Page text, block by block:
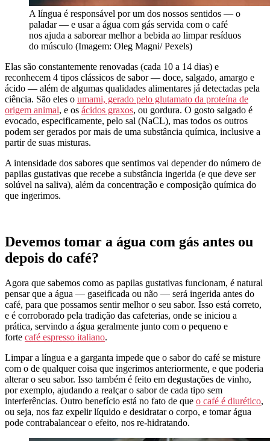
A língua é responsável por um dos nossos sentidos — o
paladar — e usar a água com gás servida com o café
nos ajuda a saborear melhor a bebida ao limpar resíduos
do músculo (Imagem: Oleg Magni/ Pexels)
Elas são constantemente renovadas (cada 10 a 14 dias) e
reconhecem 4 tipos clássicos de sabor — doce, salgado, amargo e
ácido — além de algumas qualidades alimentares já detectadas pela
ciência. São eles o umami, gerado pelo glutamato da proteína de
origem animal, e os ácidos graxos, ou gordura. O gosto salgado é
evocado, especificamente, pelo sal (NaCL), mas todos os outros
podem ser gerados por mais de uma substância química, inclusive a
partir de suas misturas.
A intensidade dos sabores que sentimos vai depender do número de
papilas gustativas que recebe a substância ingerida (e que deve ser
solúvel na saliva), além da concentração e composição química do
que ingerimos.
Devemos tomar a água com gás antes ou
depois do café?
Agora que sabemos como as papilas gustativas funcionam, é natural
pensar que a água — gaseificada ou não — será ingerida antes do
café, para que possamos sentir melhor o seu sabor. Isso está correto,
e é corroborado pela tradição das cafeterias, onde se iniciou a
prática, servindo a água geralmente junto com o pequeno e
forte café espresso italiano.
Limpar a língua e a garganta impede que o sabor do café se misture
com o de qualquer coisa que ingerimos anteriormente, e que poderia
alterar o seu sabor. Isso também é feito em degustações de vinho,
por exemplo, ajudando a realçar o sabor de cada tipo sem
interferências. Outro benefício está no fato de que o café é diurético,
ou seja, nos faz expelir líquido e desidratar o corpo, e tomar água
pode contrabalancear o efeito, nos re-hidratando.